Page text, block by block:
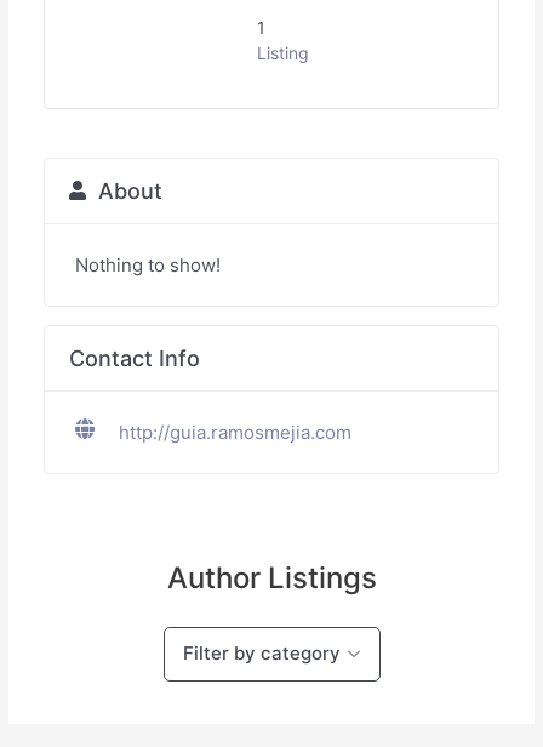
1
Listing
About
Nothing to show!
Contact Info
http://guia.ramosmejia.com
Author Listings
Filter by category